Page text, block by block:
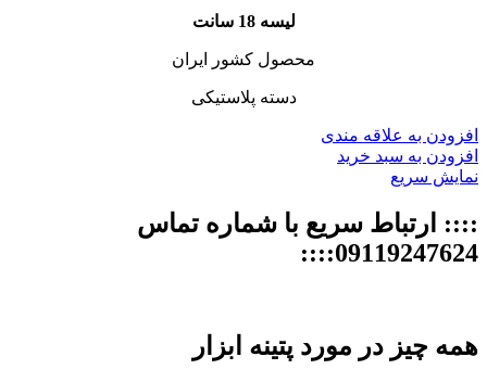
لیسه 18 سانت
محصول کشور ایران
دسته پلاستیکی
افزودن به علاقه مندی
افزودن به سبد خرید
نمایش سریع
:::: ارتباط سریع با شماره تماس
09119247624::::
همه چیز در مورد پتینه ابزار